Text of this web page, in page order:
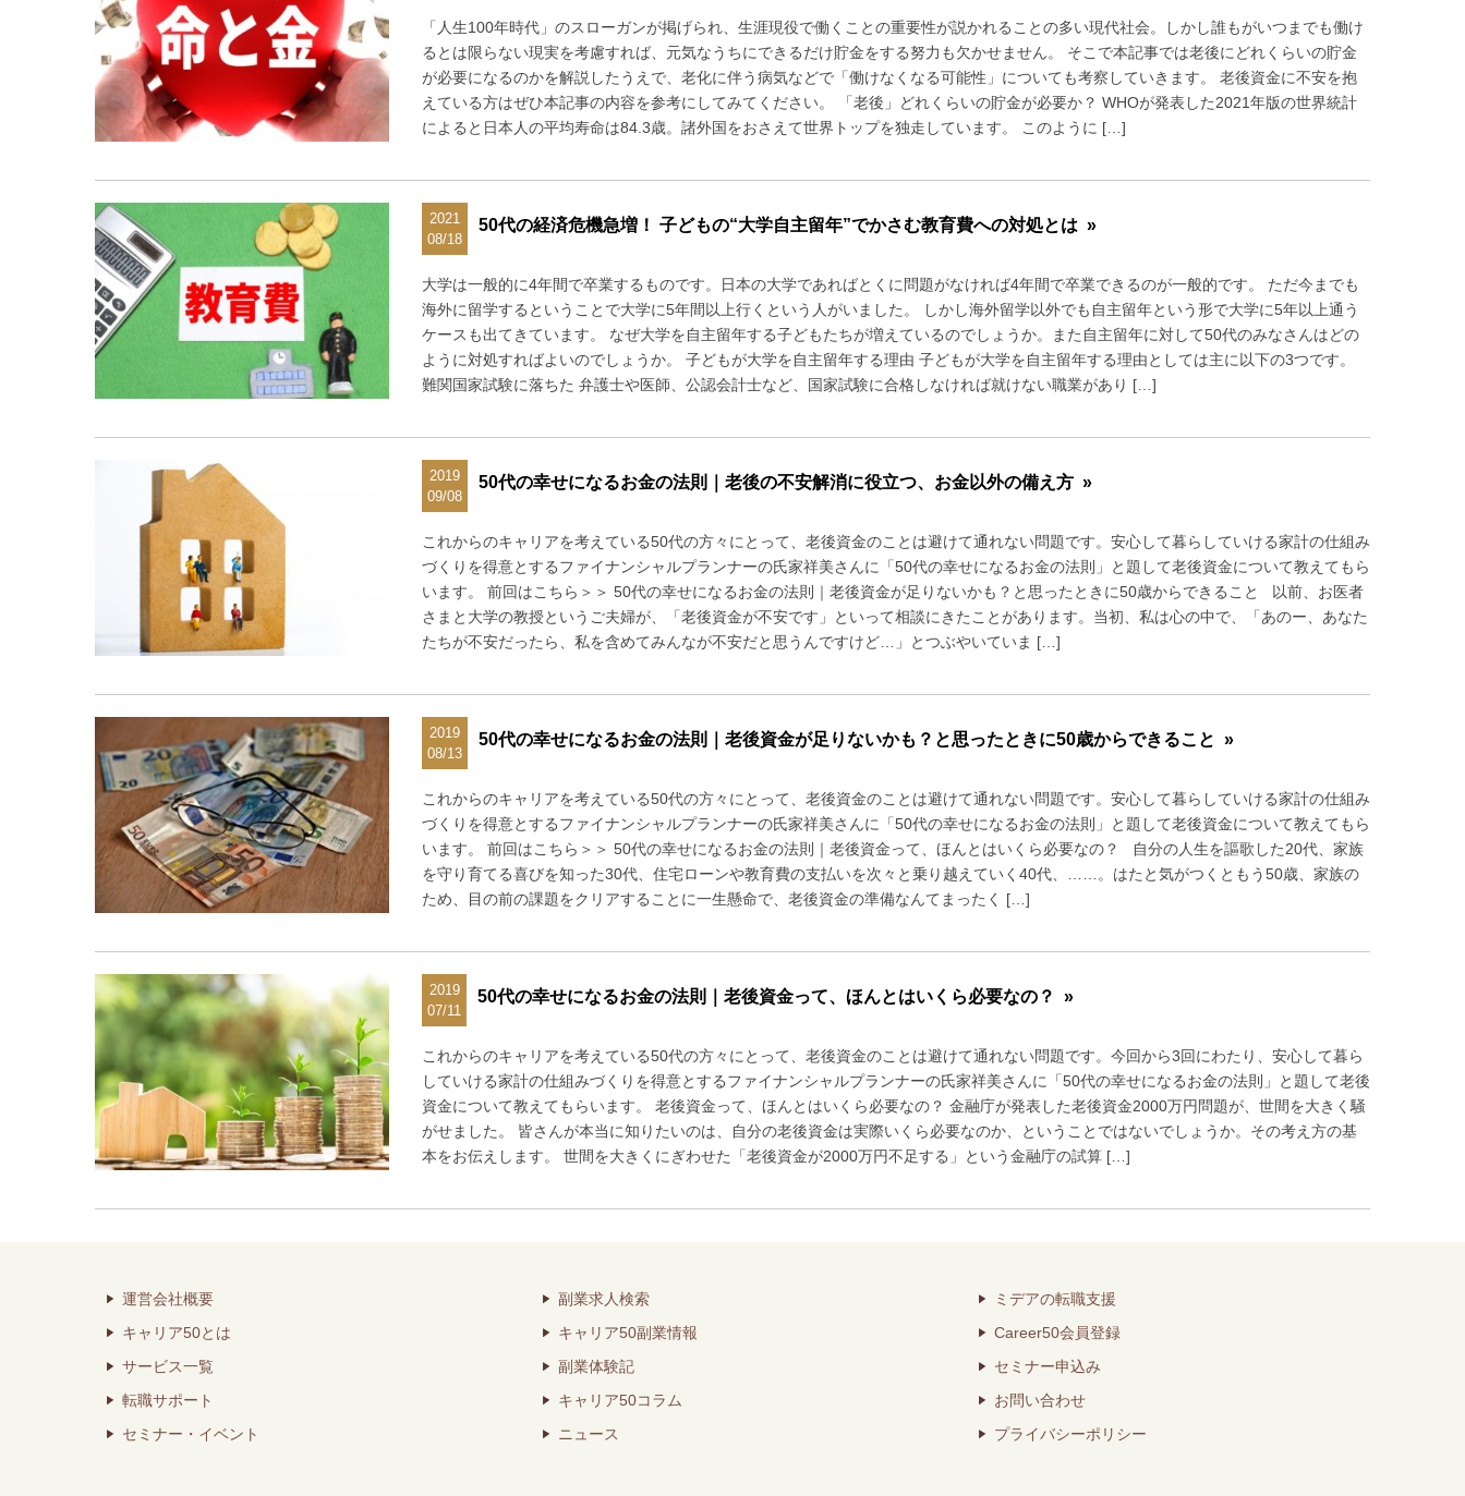
「人生100年時代」のスローガンが掲げられ、生涯現役で働くことの重要性が説かれることの多い現代社会。しかし誰もがいつまでも働け
るとは限らない現実を考慮すれば、元気なうちにできるだけ貯金をする努力も欠かせません。 そこで本記事では老後にどれくらいの貯金
が必要になるのかを解説したうえで、老化に伴う病気などで「働けなくなる可能性」についても考察していきます。 老後資金に不安を抱
えている方はぜひ本記事の内容を参考にしてみてください。 「老後」どれくらいの貯金が必要か？ WHOが発表した2021年版の世界統計
によると日本人の平均寿命は84.3歳。諸外国をおさえて世界トップを独走しています。 このように […]
2021
08/18
50代の経済危機急増！ 子どもの“大学自主留年”でかさむ教育費への対処とは »
大学は一般的に4年間で卒業するものです。日本の大学であればとくに問題がなければ4年間で卒業できるのが一般的です。 ただ今までも
海外に留学するということで大学に5年間以上行くという人がいました。 しかし海外留学以外でも自主留年という形で大学に5年以上通う
ケースも出てきています。 なぜ大学を自主留年する子どもたちが増えているのでしょうか。また自主留年に対して50代のみなさんはどの
ように対処すればよいのでしょうか。 子どもが大学を自主留年する理由 子どもが大学を自主留年する理由としては主に以下の3つです。
難関国家試験に落ちた 弁護士や医師、公認会計士など、国家試験に合格しなければ就けない職業があり […]
2019
09/08
50代の幸せになるお金の法則｜老後の不安解消に役立つ、お金以外の備え方 »
これからのキャリアを考えている50代の方々にとって、老後資金のことは避けて通れない問題です。安心して暮らしていける家計の仕組み
づくりを得意とするファイナンシャルプランナーの氏家祥美さんに「50代の幸せになるお金の法則」と題して老後資金について教えてもら
います。 前回はこちら＞＞ 50代の幸せになるお金の法則｜老後資金が足りないかも？と思ったときに50歳からできること 以前、お医者
さまと大学の教授というご夫婦が、「老後資金が不安です」といって相談にきたことがあります。当初、私は心の中で、「あのー、あなた
たちが不安だったら、私を含めてみんなが不安だと思うんですけど…」とつぶやいていま […]
2019
08/13
50代の幸せになるお金の法則｜老後資金が足りないかも？と思ったときに50歳からできること »
これからのキャリアを考えている50代の方々にとって、老後資金のことは避けて通れない問題です。安心して暮らしていける家計の仕組み
づくりを得意とするファイナンシャルプランナーの氏家祥美さんに「50代の幸せになるお金の法則」と題して老後資金について教えてもら
います。 前回はこちら＞＞ 50代の幸せになるお金の法則｜老後資金って、ほんとはいくら必要なの？ 自分の人生を謳歌した20代、家族
を守り育てる喜びを知った30代、住宅ローンや教育費の支払いを次々と乗り越えていく40代、……。はたと気がつくともう50歳、家族の
ため、目の前の課題をクリアすることに一生懸命で、老後資金の準備なんてまったく […]
2019
07/11
50代の幸せになるお金の法則｜老後資金って、ほんとはいくら必要なの？ »
これからのキャリアを考えている50代の方々にとって、老後資金のことは避けて通れない問題です。今回から3回にわたり、安心して暮ら
していける家計の仕組みづくりを得意とするファイナンシャルプランナーの氏家祥美さんに「50代の幸せになるお金の法則」と題して老後
資金について教えてもらいます。 老後資金って、ほんとはいくら必要なの？ 金融庁が発表した老後資金2000万円問題が、世間を大きく騒
がせました。 皆さんが本当に知りたいのは、自分の老後資金は実際いくら必要なのか、ということではないでしょうか。その考え方の基
本をお伝えします。 世間を大きくにぎわせた「老後資金が2000万円不足する」という金融庁の試算 […]
運営会社概要
キャリア50とは
サービス一覧
転職サポート
セミナー・イベント
副業求人検索
キャリア50副業情報
副業体験記
キャリア50コラム
ニュース
ミデアの転職支援
Career50会員登録
セミナー申込み
お問い合わせ
プライバシーポリシー